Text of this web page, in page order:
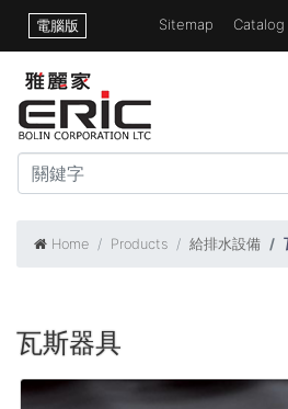
電腦版 Sitemap
Home Products 給排水設備
瓦斯器具